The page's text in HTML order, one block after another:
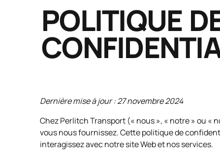
POLITIQUE
Dernière mise à jour : 27 novembre 2024
Chez Perlitch Transport (« nous », « notre » ou «
vous nous fournissez. Cette politique de
interagissez avec notre site Web et nos services.